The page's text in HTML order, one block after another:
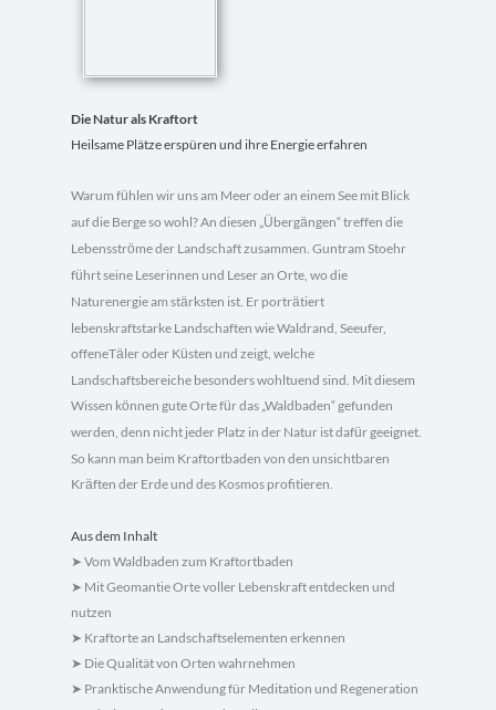
Die Natur als Kraftort
Heilsame Plätze erspüren und ihre Energie erfahren
Warum fühlen wir uns am Meer oder an einem See mit Blick
auf die Berge so wohl? An diesen „Übergängen“ treffen die
Lebensströme der Landschaft zusammen. Guntram Stoehr
führt seine Leserinnen und Leser an Orte, wo die
Naturenergie am stärksten ist. Er porträtiert
lebenskraftstarke Landschaften wie Waldrand, Seeufer,
offeneTäler oder Küsten und zeigt, welche
Landschaftsbereiche besonders wohl­tuend sind. Mit diesem
Wissen können gute Orte für das „Waldbaden“ gefunden
werden, denn nicht jeder Platz in der Natur ist dafür geeignet.
So kann man beim Kraftortbaden von den unsichtbaren
Kräften der Erde und des Kosmos profitieren.
Aus dem Inhalt
➤ Vom Waldbaden zum Kraftortbaden
➤ Mit Geomantie Orte voller Lebenskraft entdecken und
nutzen
➤ Kraftorte an Landschaftselementen erkennen
➤ Die Qualität von Orten wahrnehmen
➤ Pranktische Anwendung für Meditation und Regeneration